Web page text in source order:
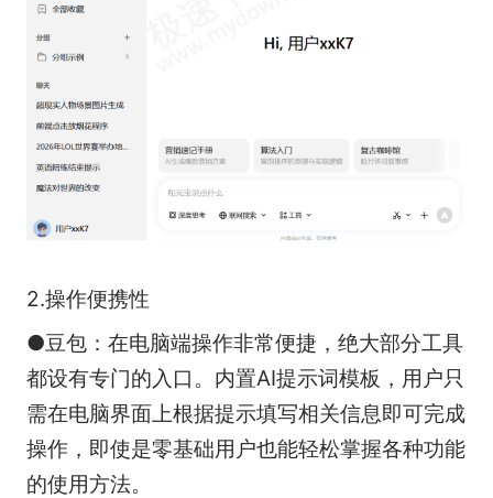
2.操作便携性
●豆包：在电脑端操作非常便捷，绝大部分工具
都设有专门的入口。内置AI提示词模板，用户只
需在电脑界面上根据提示填写相关信息即可完成
操作，即使是零基础用户也能轻松掌握各种功能
的使用方法。​